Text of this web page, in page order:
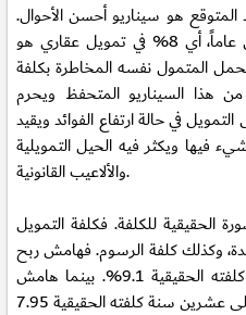
المتوقع هو سيناريو أحسن الأحوال.
وهامش ربح 5.03% ثابت لعشرين عاماً، أي 8% في تمويل عقاري هو
المتمول نفسه المخاطرة بكلفة
هذا السيناريو المتحفظ ويحرم
في حالة ارتفاع الفوائد ويقيد
فيها ويكثر فيه الحيل التمويلية
والألاعيب القانونية.
الحقيقية للكلفة. فكلفة التمويل
وكذلك كلفة الرسوم. فهامش ربح
5% يسدد على أقساط لمدة سنة كلفته الحقيقية 9.1%. بينما هامش